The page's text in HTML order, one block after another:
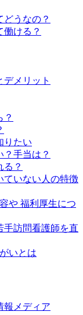
うなの？
働ける？
メリット
？
りたい
手当は？
る？
ていない人の特徴
や 福利厚生につ
手訪問看護師を直
いとは
報メディア